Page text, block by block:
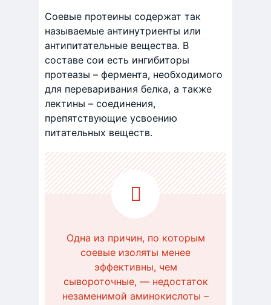
Соевые протеины содержат так
называемые антинутриенты или
антипитательные вещества. В
составе сои есть ингибиторы
протеазы – фермента, необходимого
для переваривания белка, а также
лектины – соединения,
препятствующие усвоению
питательных веществ.
Одна из причин, по которым
соевые изоляты менее
эффективны, чем
сывороточные, — недостаток
незаменимой аминокислоты –